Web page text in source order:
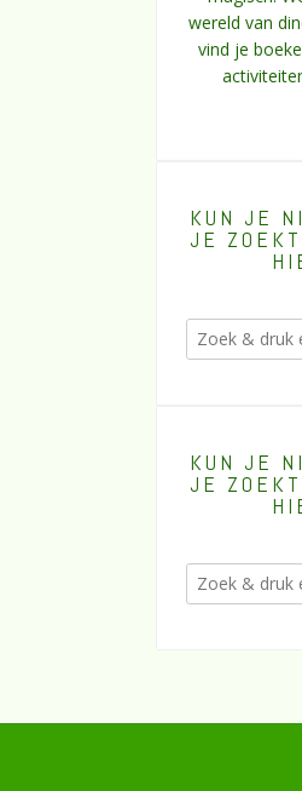
wereld van
vind je
KUN JE
JE
KUN JE
JE